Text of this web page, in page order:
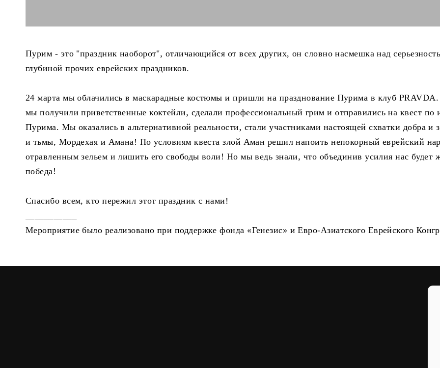
Пурим - это "праздник наоборот", отличающийся от всех других, он словно насмешка над
глубиной прочих еврейских праздников.
24 марта мы облачились в маскарадные костюмы и пришли на празднование Пурима в клуб PRAVDA.
мы получили приветственные коктейли, сделали профессиональный грим и отправились на квест по
Пурима. Мы оказались в альтернативной реальности, стали участниками настоящей схватки добра и
и тьмы, Мордехая и Амана! По условиям квеста злой Аман решил напоить непокорный еврейский
отравленным зельем и лишить его свободы воли! Но мы ведь знали, что объединив усилия нас будет
победа!
Спасибо всем, кто пережил этот праздник с нами!
Мероприятие было реализовано при поддержке фонда «Генезис» и Евро-Азиатского Еврейского